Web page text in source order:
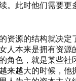
。此时他们需要更
资源的结构就决定
人本来是拥有资源
角色，就是某些社
来越大的时候，他